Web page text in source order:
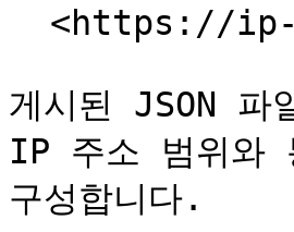
게시된 JSON
IP 주소 범위와
구성합니다.